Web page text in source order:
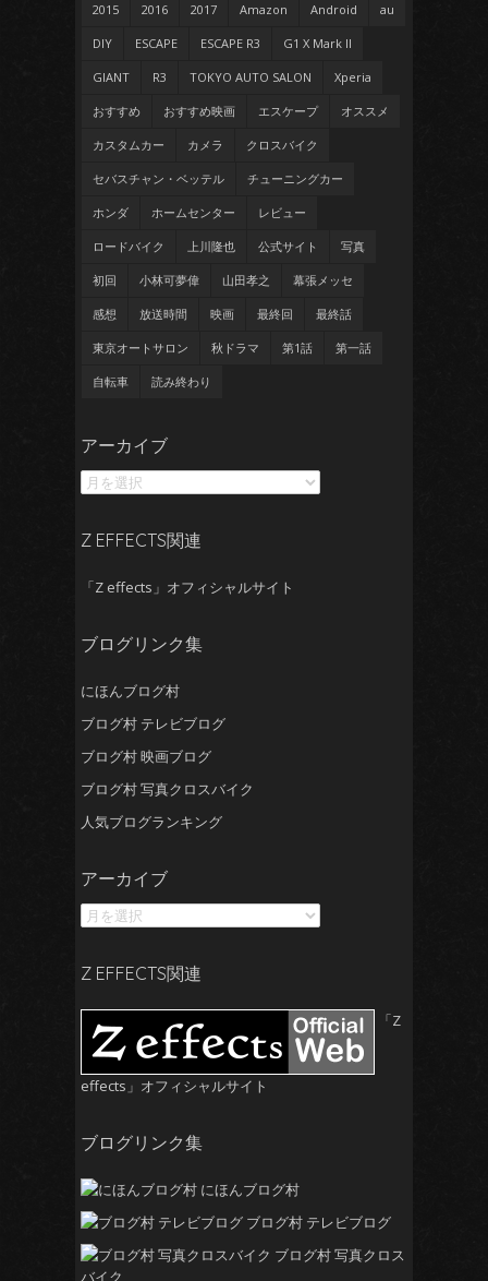
2015 2016 2017 Amazon Android au
DIY ESCAPE ESCAPE R3 G1 X Mark II
GIANT R3 TOKYO AUTO SALON Xperia
おすすめ おすすめ映画 エスケープ オススメ
カスタムカー カメラ クロスバイク
セバスチャン・ベッテル チューニングカー
ホンダ ホームセンター レビュー
ロードバイク 上川隆也 公式サイト 写真
初回 小林可夢偉 山田孝之 幕張メッセ
感想 放送時間 映画 最終回 最終話
東京オートサロン 秋ドラマ 第1話 第一話
自転車 読み終わり
アーカイブ
ア
ー
カ
ブ
Z EFFECTS関連
「Z effects」オフィシャルサイト
ブログリンク集
にほんブログ村
ブログ村 テレビブログ
ブログ村 映画ブログ
ブログ村 写真クロスバイク
人気ブログランキング
アーカイブ
ア
ー
カ
ブ
Z EFFECTS関連
「Z
effects」オフィシャルサイト
ブログリンク集
にほんブログ村
ブログ村 テレビブログ
ブログ村 写真クロス
バイク